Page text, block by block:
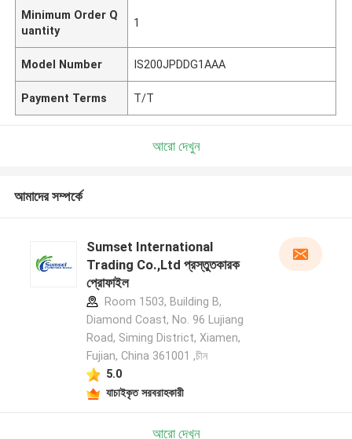
Minimum Order Q
uantity
1
Model Number IS200JPDDG1AAA
Payment Terms T/T
আরো দেখুন
আমাদের সম্পর্কে
Sumset International
Trading Co.,Ltd প্রস্তুতকারক
প্রোফাইল
Room 1503, Building B,
Diamond Coast, No. 96 Lujiang
Road, Siming District, Xiamen,
Fujian, China 361001 ,চীন
5.0
যাচাইকৃত সরবরাহকারী
আরো দেখুন